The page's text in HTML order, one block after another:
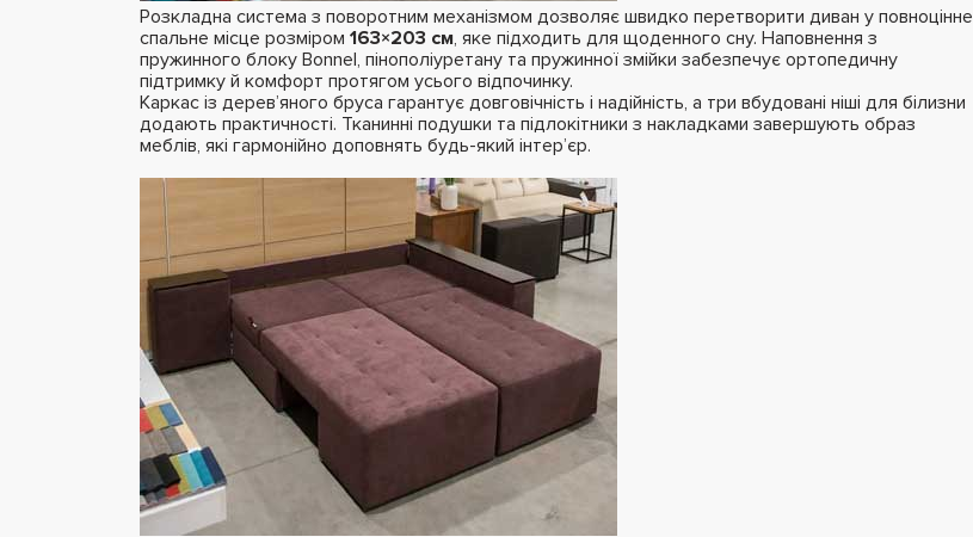
Розкладна система з поворотним механізмом дозволяє швидко перетворити диван у повноцінне
спальне місце розміром 163×203 см, яке підходить для щоденного сну. Наповнення з
пружинного блоку Bonnel, пінополіуретану та пружинної змійки забезпечує ортопедичну
підтримку й комфорт протягом усього відпочинку.
Каркас із дерев’яного бруса гарантує довговічність і надійність, а три вбудовані ніші для білизни
додають практичності. Тканинні подушки та підлокітники з накладками завершують образ
меблів, які гармонійно доповнять будь-який інтер’єр.